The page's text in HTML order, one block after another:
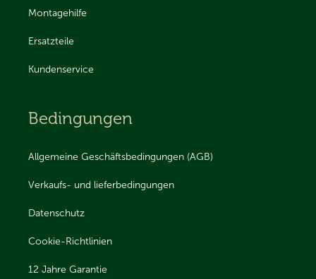
Montagehilfe
Ersatzteile
Kundenservice
Bedingungen
Allgemeine Geschäftsbedingungen (AGB)
Verkaufs- und lieferbedingungen
Datenschutz
Cookie-Richtlinien
12 Jahre Garantie